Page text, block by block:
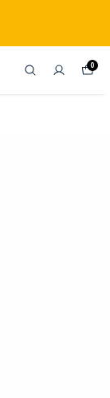
0